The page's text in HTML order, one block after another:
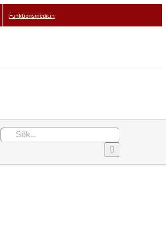
Funktionsmedicin
Sök
efter: